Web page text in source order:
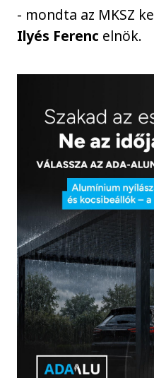
- mondta az MKSZ
Ilyés Ferenc elnök.